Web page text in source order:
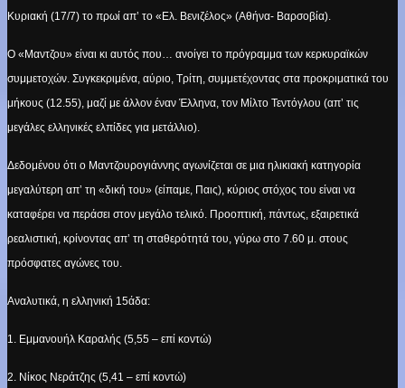
Κυριακή (17/7) το πρωί απ’ το «Ελ. Βενιζέλος» (Αθήνα- Βαρσοβία).
Ο «Μαντζου» είναι κι αυτός που… ανοίγει το πρόγραμμα των κερκυραϊκών
συμμετοχών. Συγκεκριμένα, αύριο, Τρίτη, συμμετέχοντας στα προκριματικά του
μήκους (12.55), μαζί με άλλον έναν Έλληνα, τον Μίλτο Τεντόγλου (απ’ τις
μεγάλες ελληνικές ελπίδες για μετάλλιο).
Δεδομένου ότι ο Μαντζουρογιάννης αγωνίζεται σε μια ηλικιακή κατηγορία
μεγαλύτερη απ’ τη «δική του» (είπαμε, Παις), κύριος στόχος του είναι να
καταφέρει να περάσει στον μεγάλο τελικό. Προοπτική, πάντως, εξαιρετικά
ρεαλιστική, κρίνοντας απ’ τη σταθερότητά του, γύρω στο 7.60 μ. στους
πρόσφατες αγώνες του.
Αναλυτικά, η ελληνική 15άδα:
1. Εμμανουήλ Καραλής (5,55 – επί κοντώ)
2. Νίκος Νεράτζης (5,41 – επί κοντώ)